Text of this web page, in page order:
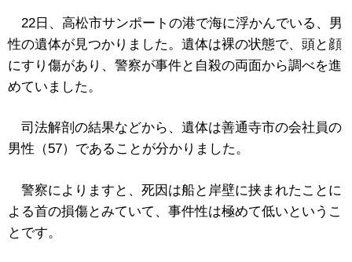
22日、高松市サンポートの港で海に浮かんでいる、男
性の遺体が見つかりました。遺体は裸の状態で、頭と顔
にすり傷があり、警察が事件と自殺の両面から調べを進
めていました。
司法解剖の結果などから、遺体は善通寺市の会社員の
男性（57）であることが分かりました。
警察によりますと、死因は船と岸壁に挟まれたことに
よる首の損傷とみていて、事件性は極めて低いというこ
とです。